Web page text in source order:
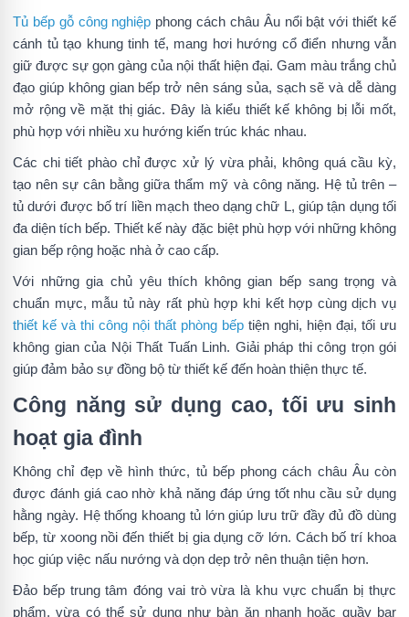
Tủ bếp gỗ công nghiệp phong cách châu Âu nổi bật với thiết kế
cánh tủ tạo khung tinh tế, mang hơi hướng cổ điển nhưng vẫn
giữ được sự gọn gàng của nội thất hiện đại. Gam màu trắng chủ
đạo giúp không gian bếp trở nên sáng sủa, sạch sẽ và dễ dàng
mở rộng về mặt thị giác. Đây là kiểu thiết kế không bị lỗi mốt,
phù hợp với nhiều xu hướng kiến trúc khác nhau.
Các chi tiết phào chỉ được xử lý vừa phải, không quá cầu kỳ,
tạo nên sự cân bằng giữa thẩm mỹ và công năng. Hệ tủ trên –
tủ dưới được bố trí liền mạch theo dạng chữ L, giúp tận dụng tối
đa diện tích bếp. Thiết kế này đặc biệt phù hợp với những không
gian bếp rộng hoặc nhà ở cao cấp.
Với những gia chủ yêu thích không gian bếp sang trọng và
chuẩn mực, mẫu tủ này rất phù hợp khi kết hợp cùng dịch vụ
thiết kế và thi công nội thất phòng bếp tiện nghi, hiện đại, tối ưu
không gian của Nội Thất Tuấn Linh. Giải pháp thi công trọn gói
giúp đảm bảo sự đồng bộ từ thiết kế đến hoàn thiện thực tế.
Công năng sử dụng cao, tối ưu sinh
hoạt gia đình
Không chỉ đẹp về hình thức, tủ bếp phong cách châu Âu còn
được đánh giá cao nhờ khả năng đáp ứng tốt nhu cầu sử dụng
hằng ngày. Hệ thống khoang tủ lớn giúp lưu trữ đầy đủ đồ dùng
bếp, từ xoong nồi đến thiết bị gia dụng cỡ lớn. Cách bố trí khoa
học giúp việc nấu nướng và dọn dẹp trở nên thuận tiện hơn.
Đảo bếp trung tâm đóng vai trò vừa là khu vực chuẩn bị thực
phẩm, vừa có thể sử dụng như bàn ăn nhanh hoặc quầy bar